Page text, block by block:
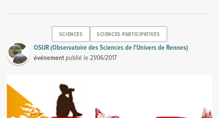
SCIENCES SCIENCES-PARTICIPATIVES
OSUR (Observatoire des Sciences de l'Univers de Rennes)
événement publié le21/06/2017